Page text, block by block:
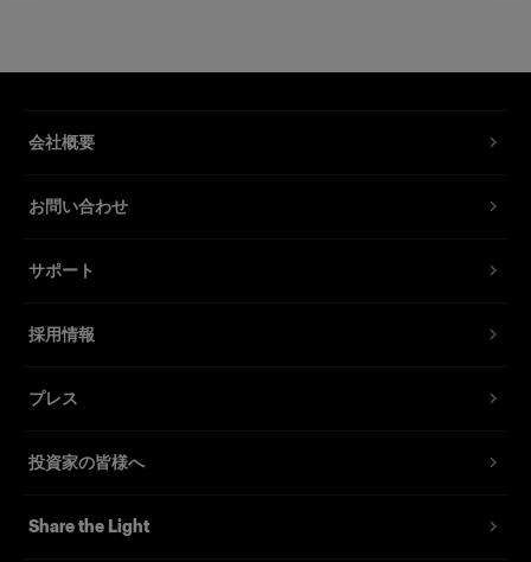
ストリップライトは、ぼんやりとした減光部の細
の場合、シャープな輪郭の完全に均一なハイライ
けて使用します。
高度なコントロールが可能な細長いバックグラウ
ォトグラファーや、車体に反射する光をシャープ
います。
会社概要
お問い合わせ
サポート
採用情報
プレス
投資家の皆様へ
Share the Light